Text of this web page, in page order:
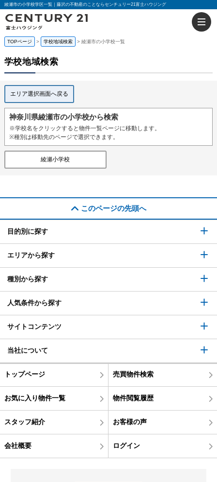
綾瀬市の小学校学区一覧｜藤沢の不動産のことならセンチュリー21富士ハウジング
TOPページ 学校地域検索 綾瀬市の小学校一覧
学校地域検索
エリア選択画面へ戻る
神奈川県綾瀬市の小学校から検索
※学校名をクリックすると物件一覧ページに移動します。
※種別は移動先のページで選択できます。
綾瀬小学校
このページの先頭へ
目的別に探す
エリアから探す
種別から探す
人気条件から探す
サイトコンテンツ
当社について
トップページ 売買物件検索
お気に入り物件一覧 物件閲覧履歴
スタッフ紹介 お客様の声
会社概要 ログイン